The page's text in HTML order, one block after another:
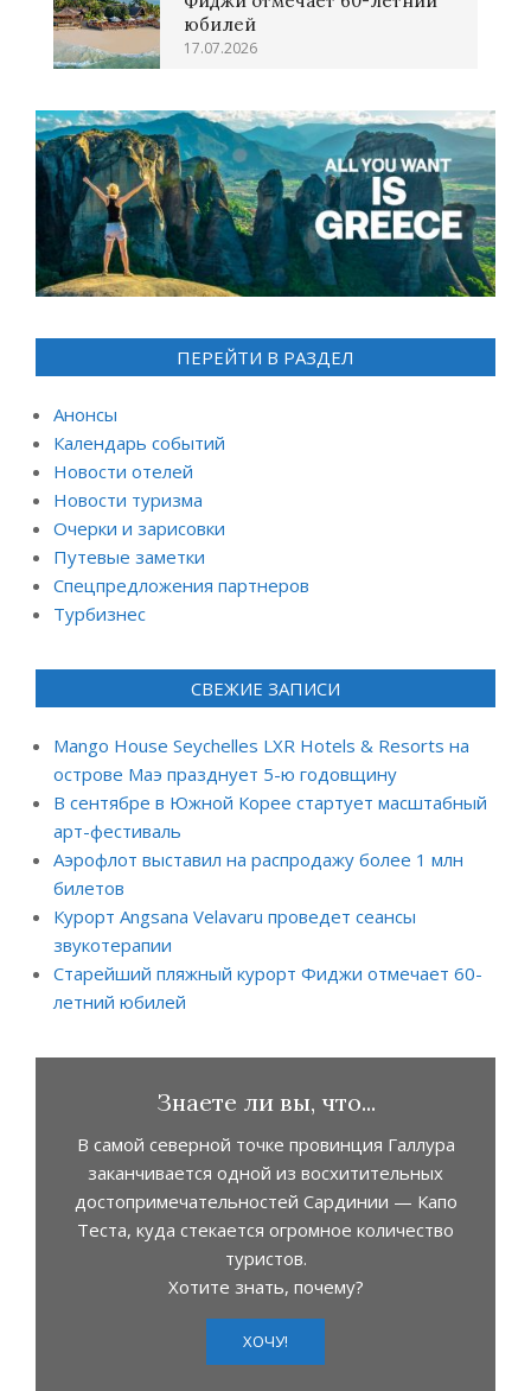
юбилей
17.07.2026
ПЕРЕЙТИ В РАЗДЕЛ
Анонсы
Календарь событий
Новости отелей
Новости туризма
Очерки и зарисовки
Путевые заметки
Спецпредложения партнеров
Турбизнес
СВЕЖИЕ ЗАПИСИ
Mango House Seychelles LXR Hotels & Resorts на
острове Маэ празднует 5-ю годовщину
В сентябре в Южной Корее стартует масштабный
арт-фестиваль
Аэрофлот выставил на распродажу более 1 млн
билетов
Курорт Angsana Velavaru проведет сеансы
звукотерапии
Старейший пляжный курорт Фиджи отмечает 60-
летний юбилей
Знаете ли вы, что...
В самой северной точке провинция Галлура
заканчивается одной из восхитительных
достопримечательностей Сардинии — Капо
Теста, куда стекается огромное количество
туристов.
Хотите знать, почему?
ХОЧУ!